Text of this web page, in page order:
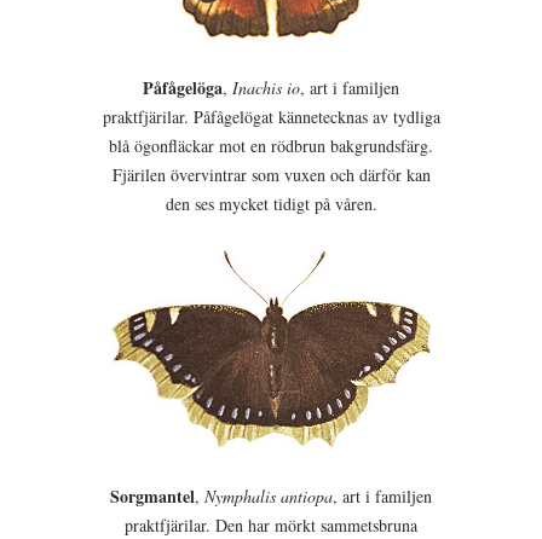
Påfågelöga, Inachis io, art i familjen
praktfjärilar. Påfågelögat kännetecknas av tydliga
blå ögonfläckar mot en rödbrun bakgrundsfärg.
Fjärilen övervintrar som vuxen och därför kan
den ses mycket tidigt på våren.
Sorgmantel, Nymphalis antiopa, art i familjen
praktfjärilar. Den har mörkt sammetsbruna